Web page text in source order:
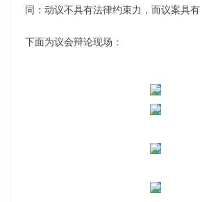
同：动议不具有法律约束力，而议案具有
下面为议会辩论现场：